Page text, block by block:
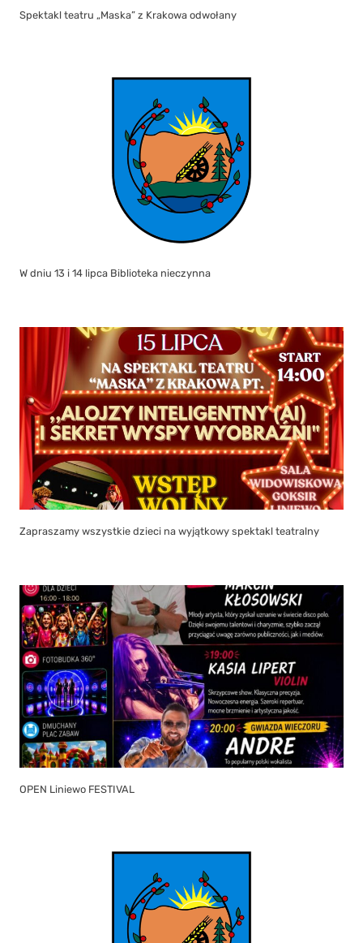
Spektakl teatru „Maska” z Krakowa odwołany
W dniu 13 i 14 lipca Biblioteka nieczynna
Zapraszamy wszystkie dzieci na wyjątkowy spektakl teatralny
OPEN Liniewo FESTIVAL